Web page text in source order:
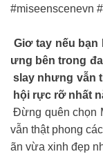
#miseenscenevn
Giơ tay nếu
ưng bên trong
slay nhưng vẫn
hội rực rỡ nhất
Đừng quên chọn
vẫn thật phong
ãn vừa xinh đẹp